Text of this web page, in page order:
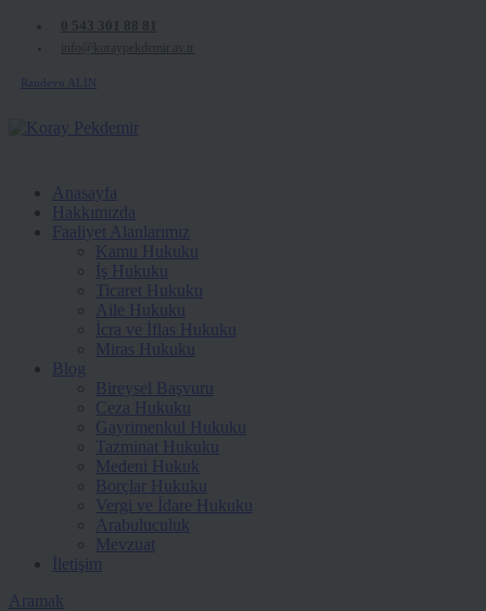
Randevu ALIN
Anasayfa
Hakkımızda
Faaliyet Alanlarımız
Kamu Hukuku
İş Hukuku
Ticaret Hukuku
Aile Hukuku
İcra ve İflas Hukuku
Miras Hukuku
Blog
Bireysel Başvuru
Ceza Hukuku
Gayrimenkul Hukuku
Tazminat Hukuku
Medeni Hukuk
Borçlar Hukuku
Vergi ve İdare Hukuku
Arabuluculuk
Mevzuat
İletişim
Aramak